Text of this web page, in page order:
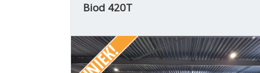
Biod 420T